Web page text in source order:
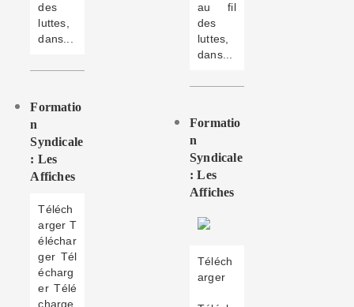
des
luttes,
dans...
Formatio
N
Syndicale
: Les
Affiches
Téléch
arger T
éléchar
ger Tél
écharg
er Télé
charge
au fil
des
luttes,
dans...
Formatio
N
Syndicale
: Les
Affiches
Téléch
arger